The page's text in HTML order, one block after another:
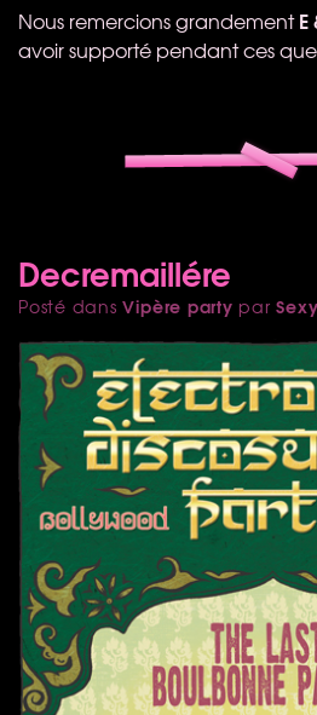
Nous remercions grandementE
avoir supporté pendant ces
Decremaillére
Posté dansVipère party par